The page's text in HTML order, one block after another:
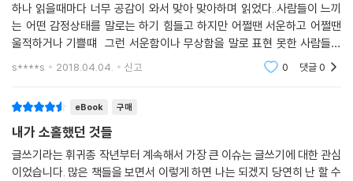
로 우리는 소중한 것들을 뒤로 미루며 살아간다.
하지만 이 책은 말한다. 산다는 것은 나의 하루를 완벽함으로 채우는 것이
아니라 그저 어제와는 조금 다른 내가 되는 것이라고. 같은 하루를 보내고
착점에 도착했을 때 누구나 각자 필요한 만큼의 힘을 얻어갈 수 있을 것이
다.
이 책을 먼저 읽은 독자들의 추천평
하나 읽을때마다 너무 공감이 와서 맞아 맞아하며 읽었다..사람들이 느끼
는 어떤 감정상태를 말로는 하기 힘들고 하지만 어쩔땐 서운하고 어쩔땐
울적하거나 기쁠떄 그런 서운함이나 무상함을 말로 표현 못한 사람들의
감정을 쉽게 쉽게 잘 써서 책장이 잘 넘어갔다..다 알고 느끼지만 마음대로
s****s 2018.04.04. 신고 0 댓글0
eBook 구매
내가 소홀했던 것들
글쓰기라는 휘귀종 작년부터 계속해서 가장 큰 이슈는 글쓰기에 대한 관심
이었습니다. 많은 책들을 보면서 이렇게 하면 나는 되겠지 당연히 난 할 수